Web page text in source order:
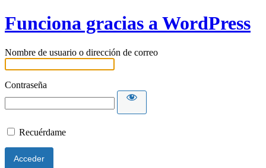
Funciona gracias a WordPress
Nombre de usuario o dirección de correo
Contraseña
Recuérdame